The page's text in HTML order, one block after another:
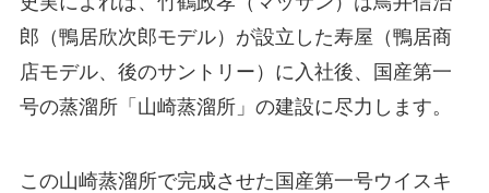
郎（鴨居欣次郎モデル）が設立した寿屋（鴨居商
店モデル、後のサントリー）に入社後、国産第一
号の蒸溜所「山崎蒸溜所」の建設に尽力します。
この山崎蒸溜所で完成させた国産第一号ウイスキ